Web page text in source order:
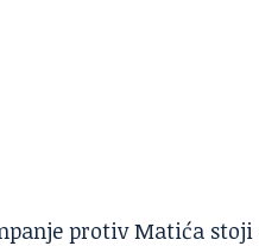
protiv Matića stoji